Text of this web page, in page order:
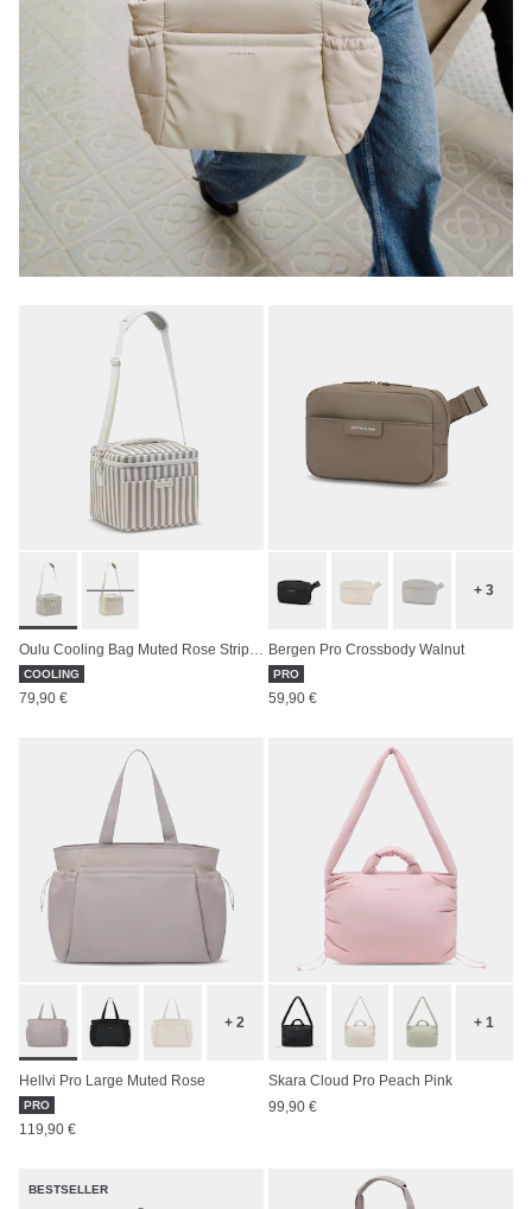
COOLING
79,90 €
+ 3
Bergen Pro Crossbody Walnut
PRO
59,90 €
+ 2
Hellvi Pro Large Muted Rose
PRO
119,90 €
+ 1
Skara Cloud Pro Peach Pink
99,90 €
BESTSELLER